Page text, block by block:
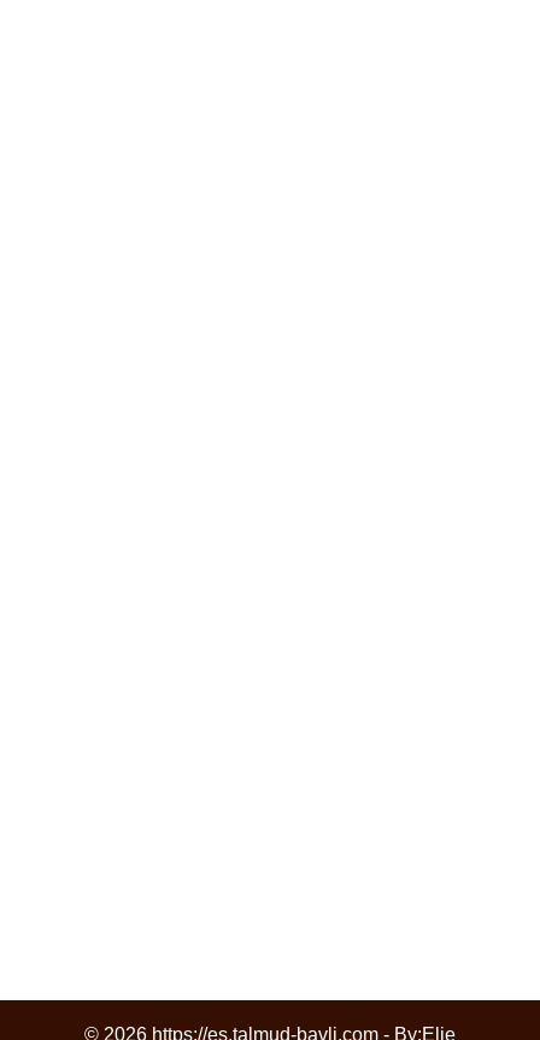
© 2026 https://es.talmud-bavli.com - By:Elie